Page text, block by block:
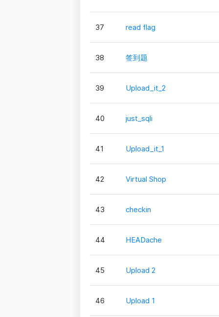
37 read flag
38 签到题
39 Upload_it_2
40 just_sqli
41 Upload_it_1
42 Virtual Shop
43 checkin
44 HEADache
45 Upload 2
46 Upload 1